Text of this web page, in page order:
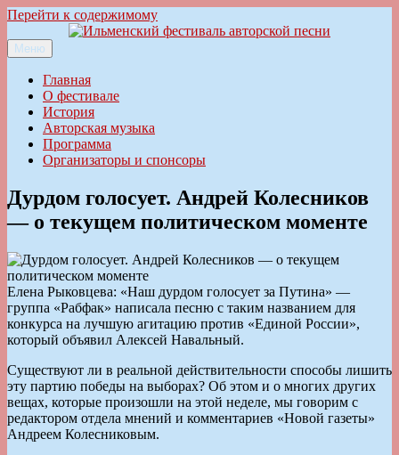
Перейти к содержимому
Ильменский фестиваль авторской песни
Меню
Главная
О фестивале
История
Авторская музыка
Программа
Организаторы и спонсоры
Дурдом голосует. Андрей Колесников
— о текущем политическом моменте
Елена Рыковцева: «Наш дурдом голосует за Путина» —
группа «Рабфак» написала песню с таким названием для
конкурса на лучшую агитацию против «Единой России»,
который объявил Алексей Навальный.
Существуют ли в реальной действительности способы лишить
эту партию победы на выборах? Об этом и о многих других
вещах, которые произошли на этой неделе, мы говорим с
редактором отдела мнений и комментариев «Новой газеты»
Андреем Колесниковым.